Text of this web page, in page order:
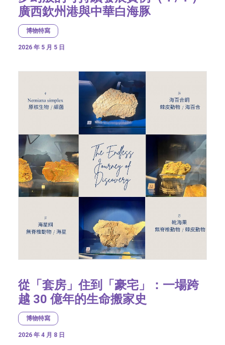
廣西欽州港與中華白海豚
博物特寫
2026 年 5 月 5 日
從「套房」住到「豪宅」：一場跨
越 30 億年的生命搬家史
博物特寫
2026 年 4 月 8 日